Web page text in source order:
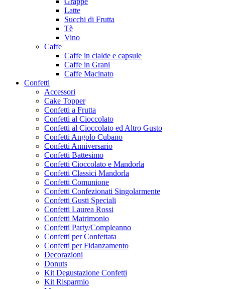
Latte
Succhi di Frutta
Tè
Vino
Caffe
Caffe in cialde e capsule
Caffe in Grani
Caffe Macinato
Confetti
Accessori
Cake Topper
Confetti a Frutta
Confetti al Cioccolato
Confetti al Cioccolato ed Altro Gusto
Confetti Angolo Cubano
Confetti Anniversario
Confetti Battesimo
Confetti Cioccolato e Mandorla
Confetti Classici Mandorla
Confetti Comunione
Confetti Confezionati Singolarmente
Confetti Gusti Speciali
Confetti Laurea Rossi
Confetti Matrimonio
Confetti Party/Compleanno
Confetti per Confettata
Confetti per Fidanzamento
Decorazioni
Donuts
Kit Degustazione Confetti
Kit Risparmio